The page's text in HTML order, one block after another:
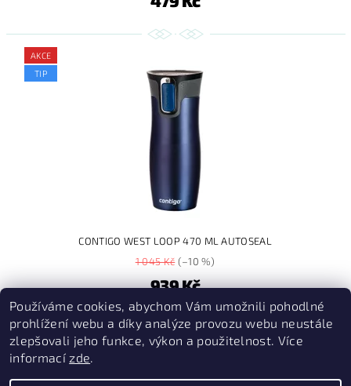
AKCE
TIP
CONTIGO WEST LOOP 470 ML AUTOSEAL
1 045 Kč(–10 %)
939 Kč
4položek celkem
PruvodceNakopce.Cz
Používáme cookies, abychom Vám umožnili pohodlné
prohlížení webu a díky analýze provozu webu neustále
zlepšovali jeho funkce, výkon a použitelnost. Více
informacízde.